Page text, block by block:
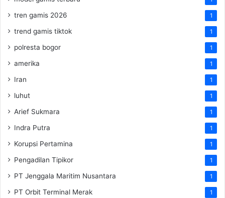
tren gamis 2026 1
trend gamis tiktok 1
polresta bogor 1
amerika 1
Iran 1
luhut 1
Arief Sukmara 1
Indra Putra 1
Korupsi Pertamina 1
Pengadilan Tipikor 1
PT Jenggala Maritim Nusantara 1
PT Orbit Terminal Merak 1